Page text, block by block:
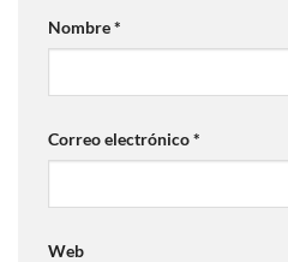
Nombre*
Correo electrónico*
Web